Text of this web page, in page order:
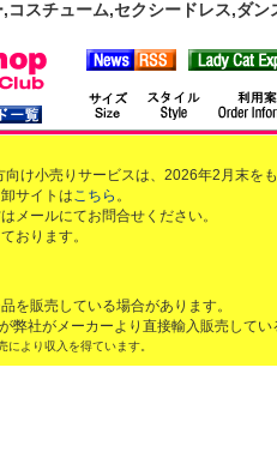
コスチューム,セクシードレス,ダ
け小売りサービスは、2026年2月末を
サイトはこちら 。
メールにてお問合せください。
おります。
を販売している場合があります。
弊社がメーカーより直接輸入販売してい
より収入を得ています。